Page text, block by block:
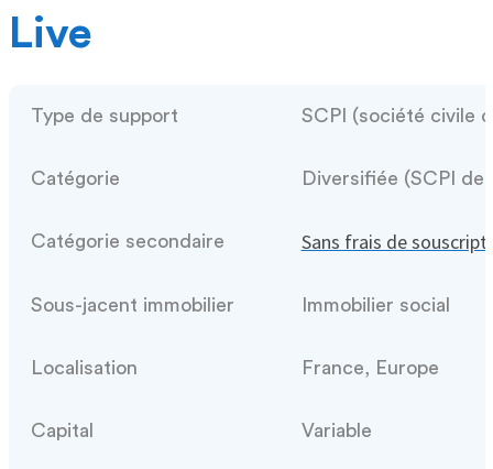
Live
Type de support SCPI (société civile
Catégorie Diversifiée (SCPI de
Catégorie secondaire Sans frais de
Sous-jacent immobilier Immobilier social
Localisation France, Europe
Capital Variable